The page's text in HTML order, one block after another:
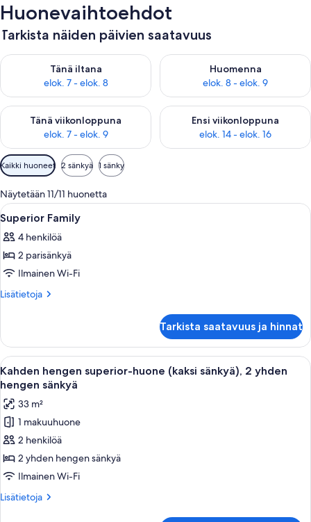
Huonevaihtoehdot
Tarkista näiden päivien saatavuus
Tänä iltana
elok. 7 - elok. 8
Tarkista tämän illan saatavuus elok. 7 - elok. 8
Huomenna
elok. 8 - elok. 9
Tarkista huomisen saatavuus
Tänä viikonloppuna
elok. 7 - elok. 9
Tarkista tämän viikonlopun saatavuus elok. 7 - elok. 9
Ensi viikonloppuna
elok. 14 - elok. 16
Tarkista ensi viikonlopun
Huoneille
saatavilla
olevia
suodattimia
Kaikki huoneet 2 sänkyä 1 sänky
Näytetään 11/11 huonetta
Avaa
kaikki
huonetyypin
Superior
Family
kuvat
Ylelliset vuodevaatteet, tallelokero
4
Superior Family
4 henkilöä
2 parisänkyä
Ilmainen Wi-Fi
Lisätietoja
Lisätietoja
Tarkista saatavuus ja hinnat
Avaa
kaikki
huonetyypin
Kahden
hengen
superior-
huone
(kaksi
sänkyä),
Hotellihuone, jossa on kaksi
2
Kahden hengen superior-huone (kaksi sänkyä), 2 yhden
hengen sänkyä
33 m²
1 makuuhuone
2 henkilöä
2 yhden hengen sänkyä
Ilmainen Wi-Fi
Lisätietoja
Lisätietoja